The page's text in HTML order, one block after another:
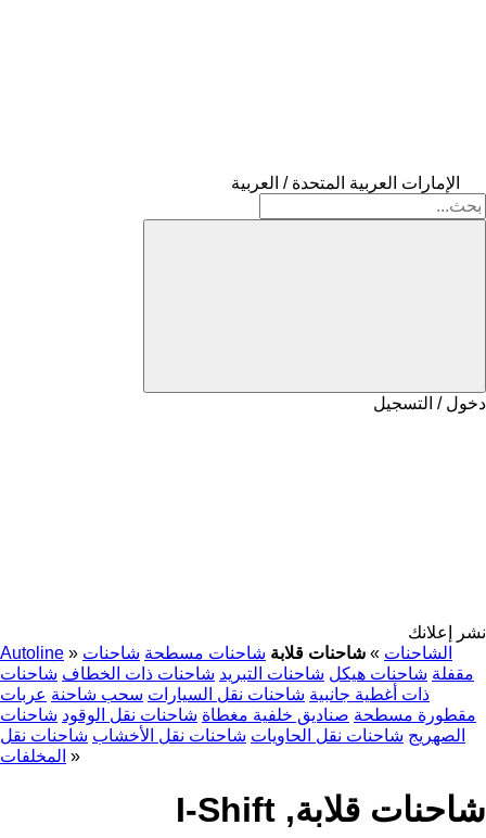
الإمارات العربية المتحدة / العربية
دخول / التسجيل
نشر إعلانك
Autoline » الشاحنات » شاحنات قلابة شاحنات مسطحة شاحنات
مقفلة شاحنات هيكل شاحنات التبريد شاحنات ذات الخطاف شاحنات
ذات أغطية جانبية شاحنات نقل السيارات سحب شاحنة عربات
مقطورة مسطحة صناديق خلفية مغطاة شاحنات نقل الوقود شاحنات
الصهريج شاحنات نقل الحاويات شاحنات نقل الأخشاب شاحنات نقل
المخلفات »
شاحنات قلابة, I-Shift